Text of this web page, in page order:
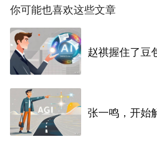
你可能也喜欢这些文章
赵祺握住了豆
张一鸣，开始